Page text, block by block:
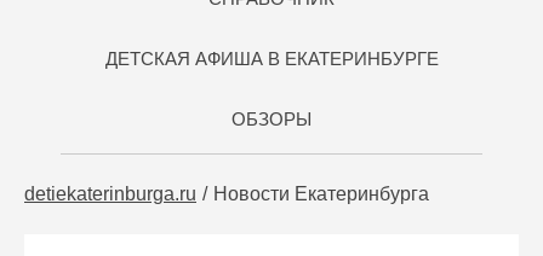
ДЕТСКАЯ АФИША В ЕКАТЕРИНБУРГЕ
ОБЗОРЫ
detiekaterinburga.ru Новости Екатеринбурга